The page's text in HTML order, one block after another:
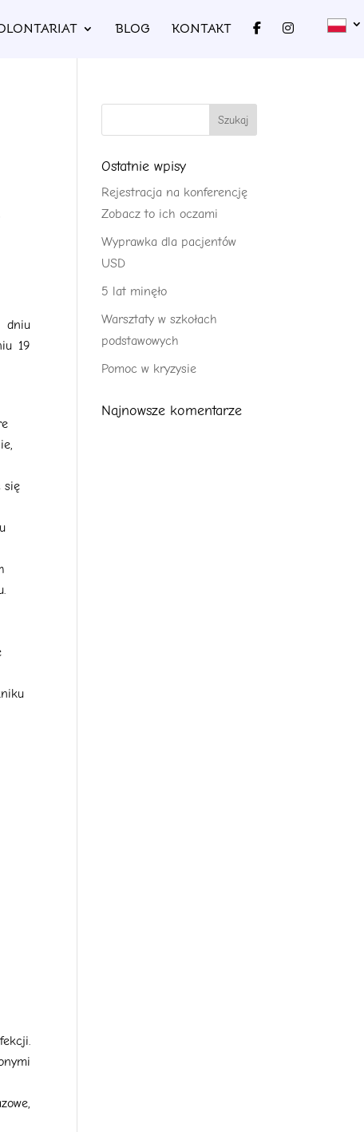
BLOG KONTAKT
dniu
19
się
Ostatnie wpisy
Rejestracja na konferencję
Zobacz to ich oczami
Wyprawka dla pacjentów
USD
5 lat minęło
Warsztaty w szkołach
podstawowych
Pomoc w kryzysie
Najnowsze komentarze